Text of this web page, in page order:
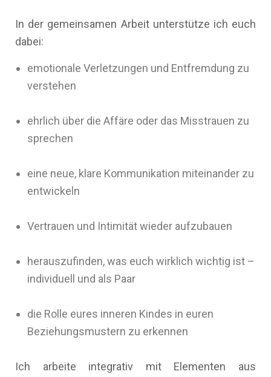
In der gemeinsamen Arbeit unterstütze ich euch
dabei:
emotionale Verletzungen und Entfremdung zu
verstehen
ehrlich über die Affäre oder das Misstrauen zu
sprechen
eine neue, klare Kommunikation miteinander zu
entwickeln
Vertrauen und Intimität wieder aufzubauen
herauszufinden, was euch wirklich wichtig ist –
individuell und als Paar
die Rolle eures inneren Kindes in euren
Beziehungsmustern zu erkennen
Ich arbeite integrativ mit Elementen aus